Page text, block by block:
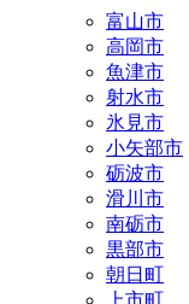
富山市
高岡市
魚津市
射水市
氷見市
小矢部市
砺波市
滑川市
南砺市
黒部市
朝日町
上市町